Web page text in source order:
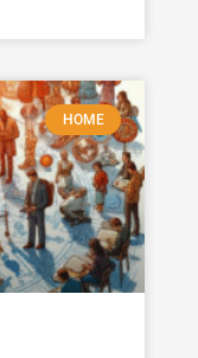
HOME